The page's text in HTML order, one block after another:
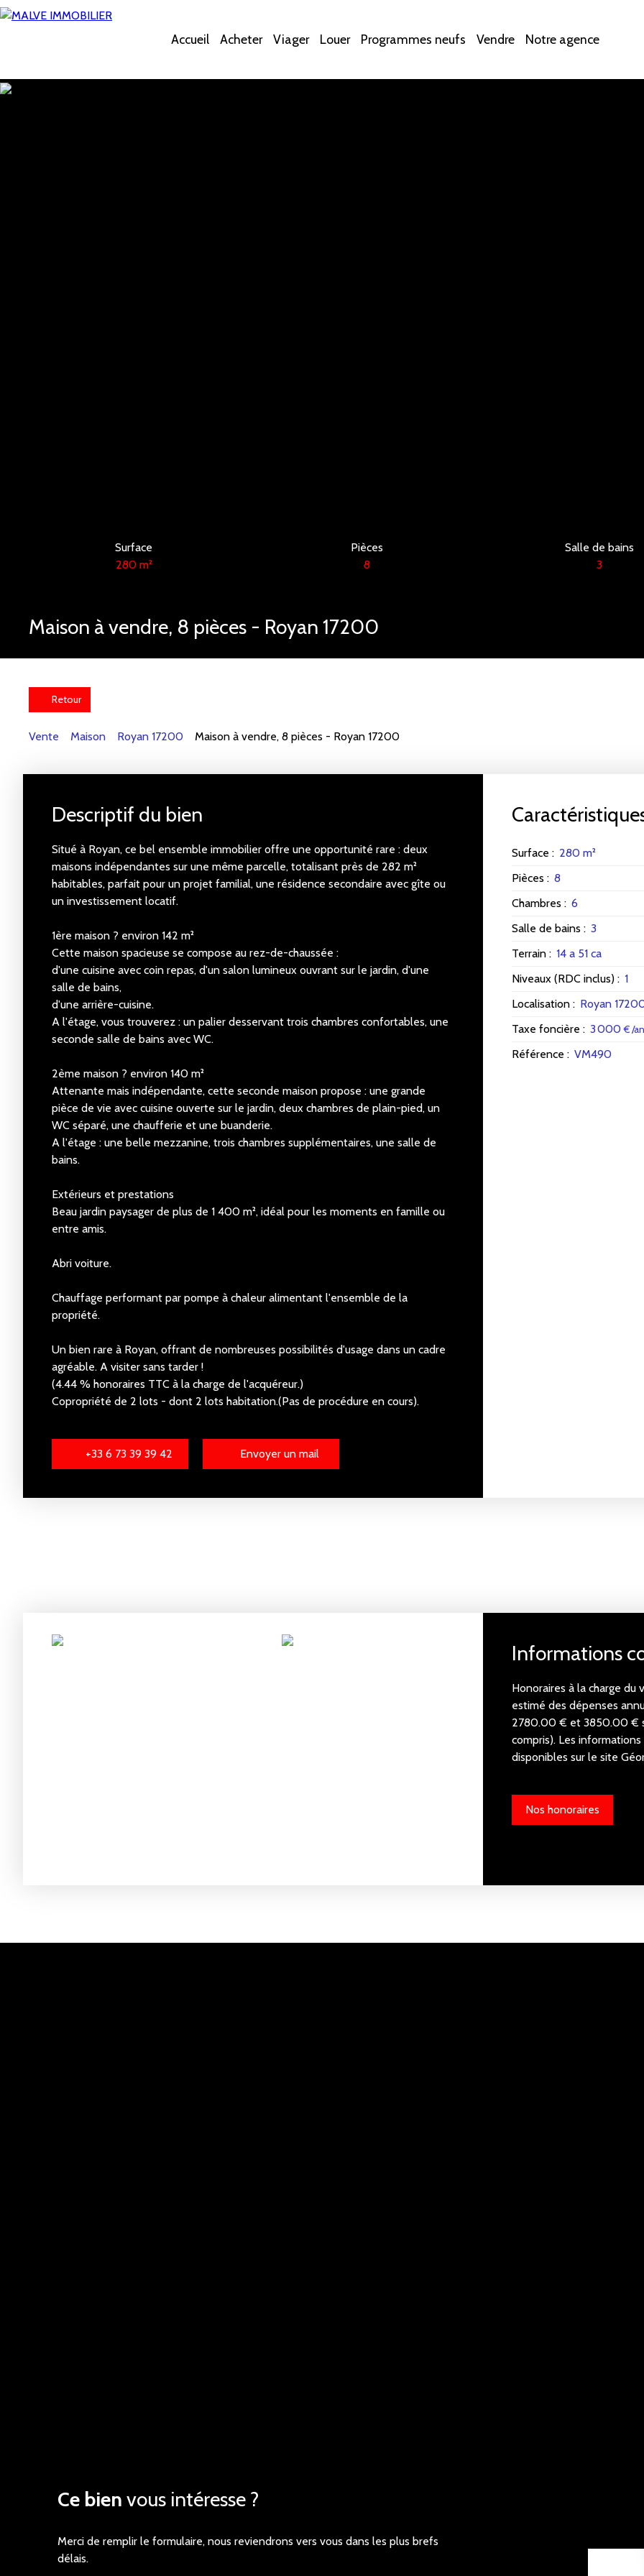
Accueil Acheter Viager Louer Programmes neufs Vendre Notre agence
Surface
280 m²
Pièces
8
Salle de bains
3
Maison à vendre, 8 pièces - Royan 17200
Retour
Vente Maison Royan 17200 Maison à vendre, 8 pièces - Royan 17200
Descriptif du bien
Situé à Royan, ce bel ensemble immobilier offre une opportunité rare : deux
maisons indépendantes sur une même parcelle, totalisant près de 282 m²
habitables, parfait pour un projet familial, une résidence secondaire avec gîte ou
un investissement locatif.
1ère maison ? environ 142 m²
Cette maison spacieuse se compose au rez-de-chaussée :
d'une cuisine avec coin repas, d'un salon lumineux ouvrant sur le jardin, d'une
salle de bains,
d'une arrière-cuisine.
A l'étage, vous trouverez : un palier desservant trois chambres confortables, une
seconde salle de bains avec WC.
2ème maison ? environ 140 m²
Attenante mais indépendante, cette seconde maison propose : une grande
pièce de vie avec cuisine ouverte sur le jardin, deux chambres de plain-pied, un
WC séparé, une chaufferie et une buanderie.
A l'étage : une belle mezzanine, trois chambres supplémentaires, une salle de
bains.
Extérieurs et prestations
Beau jardin paysager de plus de 1 400 m², idéal pour les moments en famille ou
entre amis.
Abri voiture.
Chauffage performant par pompe à chaleur alimentant l'ensemble de la
propriété.
Un bien rare à Royan, offrant de nombreuses possibilités d'usage dans un cadre
agréable. A visiter sans tarder !
(4.44 % honoraires TTC à la charge de l'acquéreur.)
Copropriété de 2 lots - dont 2 lots habitation.(Pas de procédure en cours).
+33 6 73 39 39 42 Envoyer un mail
Surface : 280 m²
Pièces : 8
Chambres : 6
Salle de bains : 3
Terrain : 14 a 51 ca
Niveaux (RDC inclus) : 1
Localisation : Royan
Taxe foncière : 3 000€ /an
Référence : VM490
Informations
Honoraires à la charge du
estimé des dépenses
2780.00 € et 3850.00 €
compris). Les
disponibles sur le site
Nos honoraires
Ce bien vous intéresse ?
Merci de remplir le formulaire, nous reviendrons vers vous dans les plus brefs
délais.